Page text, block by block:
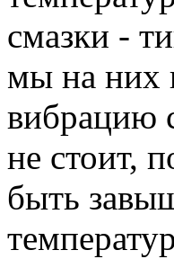
смазки -
мы на них
вибрацию
не стоит,
быть